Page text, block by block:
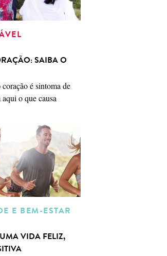
SAIBA O
é sintoma de
o que causa
E BEM-ESTAR
VIDA FELIZ,